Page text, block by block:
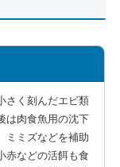
さく刻んだエビ類
は肉食魚用の沈下
ミミズなどを補助
赤などの活餌も食